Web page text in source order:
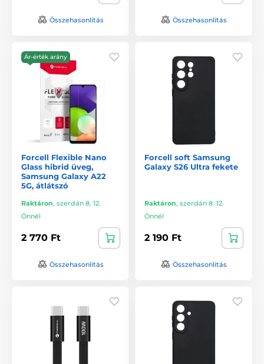
Összehasonlítás Összehasonlítás
Ár-érték arány
Forcell Flexible Nano
Glass hibrid üveg,
Samsung Galaxy A22
5G, átlátszó
Raktáron, szerdán 8. 12.
Önnél
2 770 Ft
Összehasonlítás
Forcell soft Samsung
Galaxy S26 Ultra fekete
Raktáron, szerdán 8. 12.
Önnél
2 190 Ft
Összehasonlítás